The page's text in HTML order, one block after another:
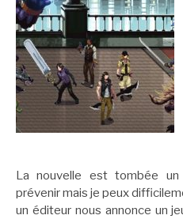
La nouvelle est tombée
prévenir mais je peux
un éditeur nous annonce un